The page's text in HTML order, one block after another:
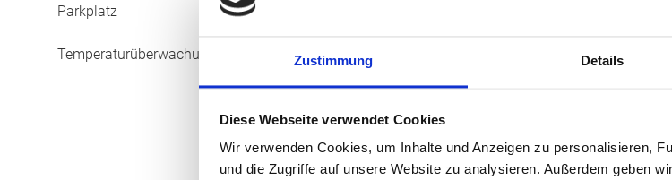
Zustimmung Details
Diese Webseite verwendet Cookies
Wir verwenden Cookies, um Inhalte und Anzeigen zu personalisieren,
und die Zugriffe auf unsere Website zu analysieren. Außerdem geben
Wo viel Wärme und Energie eingebracht wird muss viel
wieder rausgenommen werden. Und diese Abluft muss
lange Lebensdauer haben.
Parkplatz
Temperaturüberwachung